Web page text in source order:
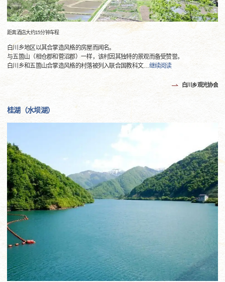
距离酒店大约15分钟车程
白川乡地区以其合掌造风格的房屋而闻名。
与五箇山（相仓郡和菅沼郡）一样，该村因其独特的景观而备受赞誉。
白川乡和五箇山合掌造风格的村落被列入联合国教科文…继续阅读
白川乡观光协会
桂湖（水坝湖）